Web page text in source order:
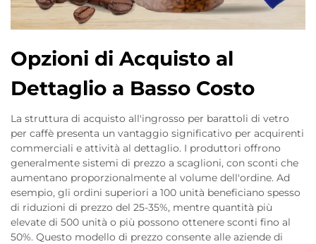
Opzioni di Acquisto al
Dettaglio a Basso Costo
La struttura di acquisto all'ingrosso per barattoli di vetro
per caffè presenta un vantaggio significativo per acquirenti
commerciali e attività al dettaglio. I produttori offrono
generalmente sistemi di prezzo a scaglioni, con sconti che
aumentano proporzionalmente al volume dell'ordine. Ad
esempio, gli ordini superiori a 100 unità beneficiano spesso
di riduzioni di prezzo del 25-35%, mentre quantità più
elevate di 500 unità o più possono ottenere sconti fino al
50%. Questo modello di prezzo consente alle aziende di